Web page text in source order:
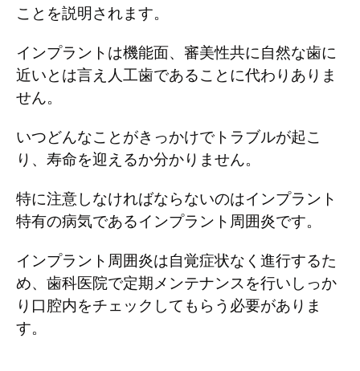
ことを説明されます。
インプラントは機能面、審美性共に自然な歯に
近いとは言え人工歯であることに代わりありま
せん。
いつどんなことがきっかけでトラブルが起こ
り、寿命を迎えるか分かりません。
特に注意しなければならないのはインプラント
特有の病気であるインプラント周囲炎です。
インプラント周囲炎は自覚症状なく進行するた
め、歯科医院で定期メンテナンスを行いしっか
り口腔内をチェックしてもらう必要がありま
す。